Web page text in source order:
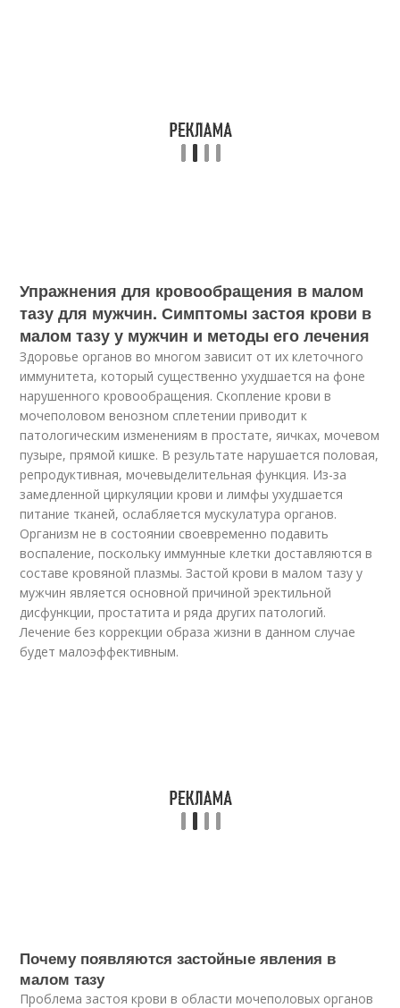
Упражнения для кровообращения в малом
тазу для мужчин. Симптомы застоя крови в
малом тазу у мужчин и методы его лечения
Здоровье органов во многом зависит от их клеточного
иммунитета, который существенно ухудшается на фоне
нарушенного кровообращения. Скопление крови в
мочеполовом венозном сплетении приводит к
патологическим изменениям в простате, яичках, мочевом
пузыре, прямой кишке. В результате нарушается половая,
репродуктивная, мочевыделительная функция. Из-за
замедленной циркуляции крови и лимфы ухудшается
питание тканей, ослабляется мускулатура органов.
Организм не в состоянии своевременно подавить
воспаление, поскольку иммунные клетки доставляются в
составе кровяной плазмы. Застой крови в малом тазу у
мужчин является основной причиной эректильной
дисфункции, простатита и ряда других патологий.
Лечение без коррекции образа жизни в данном случае
будет малоэффективным.
Почему появляются застойные явления в
малом тазу
Проблема застоя крови в области мочеполовых органов